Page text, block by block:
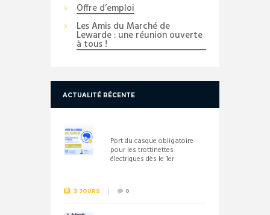
Offre d’emploi
Les Amis du Marché de
Lewarde : une réunion ouverte
à tous !
ACTUALITÉ RÉCENTE
Port du casque obligatoire
pour les trottinettes
électriques dès le 1er
3 JOURS 0